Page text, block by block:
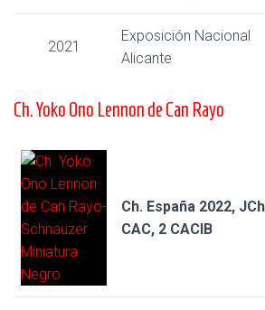
2021
Exposición Nacional
Alicante
Ch. Yoko Ono Lennon de Can Rayo
Ch. España 2022,
CAC, 2 CACIB